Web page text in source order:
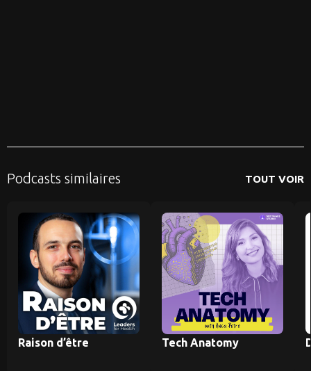
Podcasts similaires TOUT VOIR
Raison d’être Tech Anatomy